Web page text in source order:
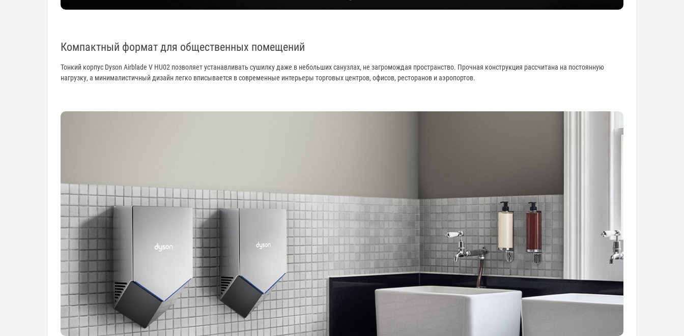
Компактный формат для общественных помещений
Тонкий корпус Dyson Airblade V HU02 позволяет устанавливать сушилку даже в небольших санузлах, не загромождая пространство. Прочная конструкция рассчитана на постоянную
нагрузку, а минималистичный дизайн легко вписывается в современные интерьеры торговых центров, офисов, ресторанов и аэропортов.